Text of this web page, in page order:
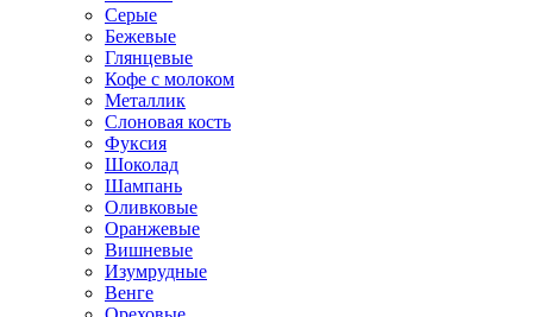
Серые
Бежевые
Глянцевые
Кофе с молоком
Металлик
Слоновая кость
Фуксия
Шоколад
Шампань
Оливковые
Оранжевые
Вишневые
Изумрудные
Венге